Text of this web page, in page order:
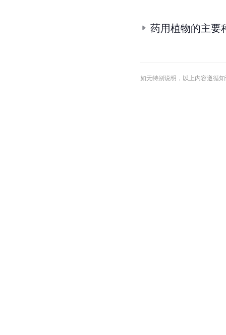
药用植物的主要
如无特别说明，以上内容遵循